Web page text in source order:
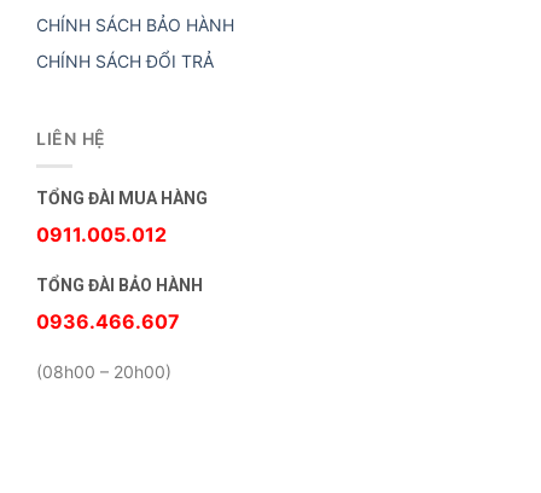
CHÍNH SÁCH BẢO HÀNH
CHÍNH SÁCH ĐỔI TRẢ
LIÊN HỆ
TỔNG ĐÀI MUA HÀNG
0911.005.012
TỔNG ĐÀI BẢO HÀNH
0936.466.607
(08h00 – 20h00)